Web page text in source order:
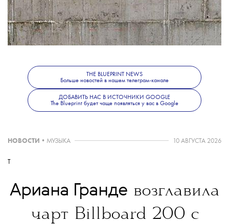
в основе которого переработанные
рыболовные сети. А вместо гусиного пуха
использован cruelty-free наполнитель
из пляжного мусора и устричных раковин,
Ski Collection — бесшовные, так как вся
ткань спаяна лазером. Поэтому куртки
не промокают, не пропускают холодный
воздух, не мнутся и не рвутся. Также все
и практически неощутимые датчики,
как выглядели бы пуховики IENKI IENKI
на обитателях Севера.
THE BLUEPRINT NEWS
Больше новостей в нашем телеграм-канале
ДОБАВИТЬ НАС В ИСТОЧНИКИ GOOGLE
The Blueprint будет чаще появляться у вас в Google
НОВОСТИ • МУЗЫКА 10 АВГУСТА 2026
T
Ариана Гранде возглавила
чарт Billboard 200 с